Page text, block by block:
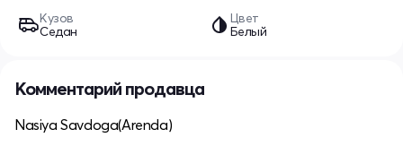
Кузов
Седан
Цвет
Белый
Комментарий продавца
Nasiya Savdoga(Arenda)